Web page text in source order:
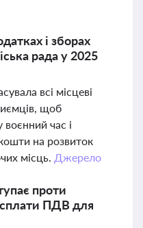
і зборах
рада у 2025
всі місцеві
щоб
воєнний час і
на розвиток
місць. Джерело
проти
сплати ПДВ для